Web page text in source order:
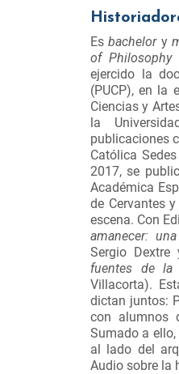
Es bachelor y
of Philosophy
ejercido la
(PUCP), en la
Ciencias y
la
publicaciones
Católica
2017, se
Académica
de Cervantes
escena. Con
amanecer:
Sergio
fuentes de la
Villacorta).
dictan juntos:
con alumnos
Sumado a
al lado del
Audio sobre la